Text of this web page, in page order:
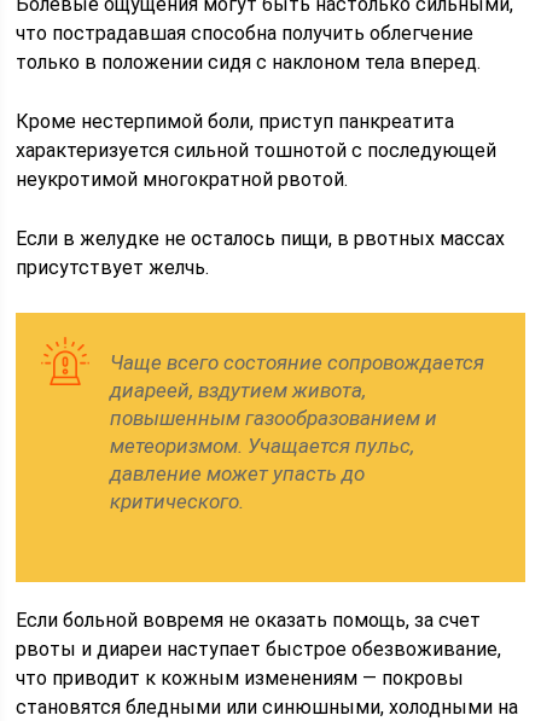
что пострадавшая способна получить облегчение
только в положении сидя с наклоном тела вперед.
Кроме нестерпимой боли, приступ панкреатита
характеризуется сильной тошнотой с последующей
неукротимой многократной рвотой.
Если в желудке не осталось пищи, в рвотных массах
присутствует желчь.
Чаще всего состояние сопровождается
диареей, вздутием живота,
повышенным газообразованием и
метеоризмом. Учащается пульс,
давление может упасть до
критического.
Если больной вовремя не оказать помощь, за счет
рвоты и диареи наступает быстрое обезвоживание,
что приводит к кожным изменениям — покровы
становятся бледными или синюшными, холодными на